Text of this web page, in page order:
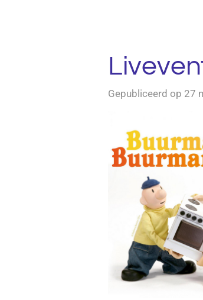
Gepubliceerd op 27